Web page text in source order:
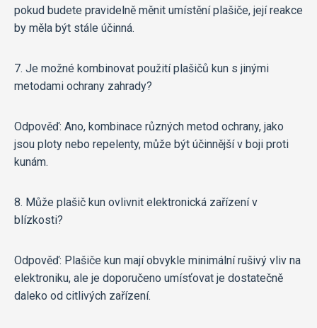
pokud budete pravidelně měnit umístění plašiče, její reakce
by měla být stále účinná.
7. Je možné kombinovat použití plašičů kun s jinými
metodami ochrany zahrady?
Odpověď: Ano, kombinace různých metod ochrany, jako
jsou ploty nebo repelenty, může být účinnější v boji proti
kunám.
8. Může plašič kun ovlivnit elektronická zařízení v
blízkosti?
Odpověď: Plašiče kun mají obvykle minimální rušivý vliv na
elektroniku, ale je doporučeno umísťovat je dostatečně
daleko od citlivých zařízení.